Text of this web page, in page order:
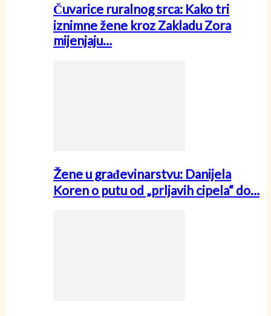
Čuvarice ruralnog srca: Kako tri
iznimne žene kroz Zakladu Zora
mijenjaju…
Žene u građevinarstvu: Danijela
Koren o putu od „prljavih cipela“ do…